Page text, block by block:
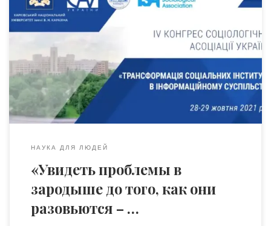
сотни экспертов из разных стран, включая Пйотра
Штомпку и Клер Уоллес, 32 тематических секции, 5
круглых столов и 2 дискуссионные панели: 28-29
октября на базе Харьковского национального
университета им. В.Н. Каразина в онлайн-формате
проходит IV Конгресс Социологической ассоциации
Украины (САУ) «Трансформация социальных
институтов в информационном обществе». «Возможно,
гарантия […]
НАУКА ДЛЯ ЛЮДЕЙ
«Увидеть проблемы в
зародыше до того, как они
разовьются – …